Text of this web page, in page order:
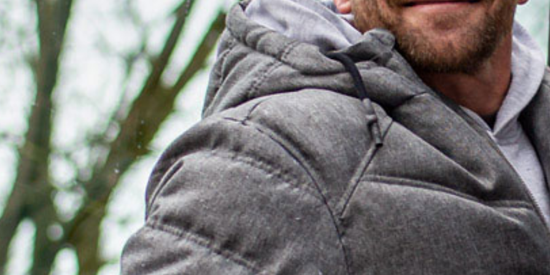
RÅBARK
RUNDTØMMER
STRØSALT
SUBSTRAT- OG
TØRV